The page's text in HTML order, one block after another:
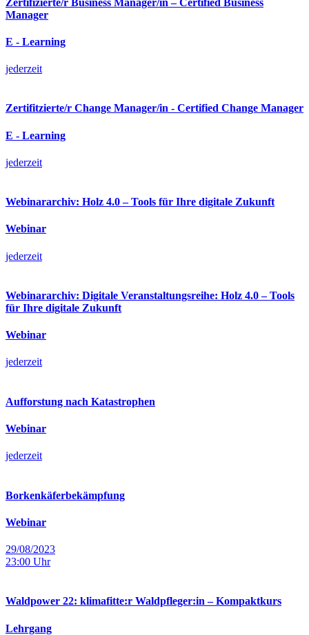
Manager
E - Learning
jederzeit
Zertifitzierte/r Change Manager/in - Certified Change Manager
E - Learning
jederzeit
Webinararchiv: Holz 4.0 – Tools für Ihre digitale Zukunft
Webinar
jederzeit
Webinararchiv: Digitale Veranstaltungsreihe: Holz 4.0 – Tools
für Ihre digitale Zukunft
Webinar
jederzeit
Aufforstung nach Katastrophen
Webinar
jederzeit
Borkenkäferbekämpfung
Webinar
29/08/2023
23:00 Uhr
Waldpower 22: klimafitte:r Waldpfleger:in – Kompaktkurs
Lehrgang